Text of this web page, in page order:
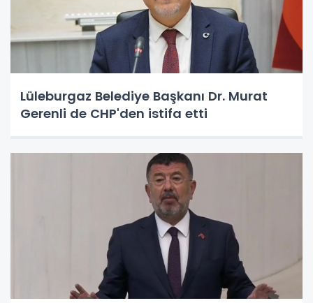
Lüleburgaz Belediye Başkanı Dr. Murat
Gerenli de CHP'den istifa etti